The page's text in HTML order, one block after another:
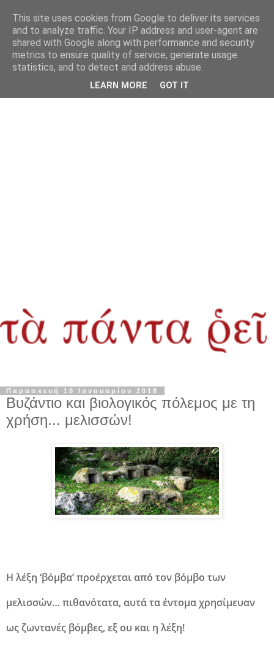
Παρασκευή 19 Ιανουαρίου 2018
Βυζάντιο και βιολογικός πόλεμος με τη
χρήση... μελισσών!
Η λέξη ‘βόμβα’ προέρχεται από τον βόμβο των
μελισσών… πιθανότατα, αυτά τα έντομα χρησίμευαν
ως ζωντανές βόμβες, εξ ου και η λέξη!
This site uses cookies from Google to deliver its services
and to analyze traffic. Your IP address and user-agent are
shared with Google along with performance and security
metrics to ensure quality of service, generate usage
statistics, and to detect and address abuse.
LEARN MORE GOT IT